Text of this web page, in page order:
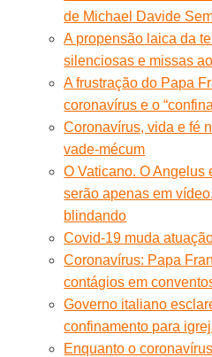
de Michael Davide
A propensão laica da
silenciosas e missas
A frustração do Papa
coronavírus e o
Coronavírus, vida e fé
vade-mécum
O Vaticano. O
serão apenas em
blindando
Covid-19 muda
Coronavírus: Papa
contágios em
Governo italiano
confinamento para
Enquanto o